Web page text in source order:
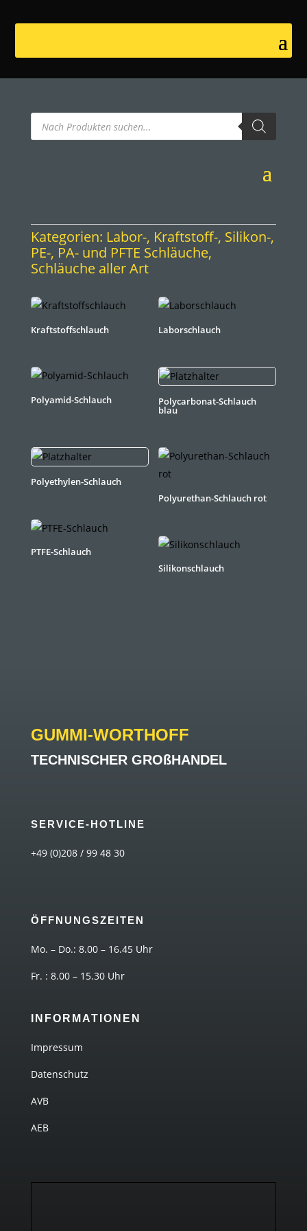
Products
search
Kategorien: Labor-, Kraftstoff-, Silikon-,
PE-, PA- und PFTE Schläuche,
Schläuche aller Art
Kraftstoffschlauch Laborschlauch
Polyamid-Schlauch Polycarbonat-Schlauch
blau
Polyethylen-Schlauch
Polyurethan-Schlauch rot
PTFE-Schlauch
Silikonschlauch
GUMMI-WORTHOFF
TECHNISCHER GROßHANDEL
SERVICE-HOTLINE
+49 (0)208 / 99 48 30
ÖFFNUNGSZEITEN
Mo. – Do.: 8.00 – 16.45 Uhr
Fr. : 8.00 – 15.30 Uhr
INFORMATIONEN
Impressum
Datenschutz
AVB
AEB